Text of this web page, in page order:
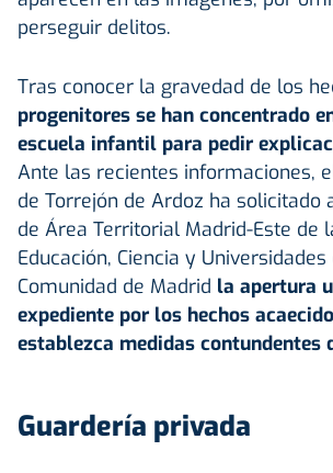
perseguir delitos.
Tras conocer la gravedad de los
progenitores se han concentrado
escuela infantil para pedir
Ante las recientes informaciones,
de Torrejón de Ardoz ha solicitado
de Área Territorial Madrid-Este de
Educación, Ciencia y Universidades
Comunidad de Madrid la apertura
expediente por los hechos
establezca medidas contundentes
Guardería privada